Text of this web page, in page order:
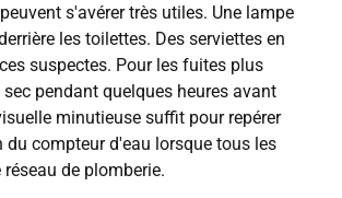
s'avérer très utiles. Une lampe
les toilettes. Des serviettes en
suspectes. Pour les fuites plus
pendant quelques heures avant
minutieuse suffit pour repérer
compteur d'eau lorsque tous les
de plomberie.